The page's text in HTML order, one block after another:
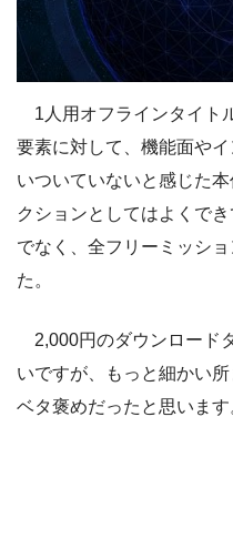
1人用オフラインタイト
要素に対して、機能面や
いついていないと感じた
クションとしてはよくで
でなく、全フリーミッシ
た。
2,000円のダウンロード
いですが、もっと細かい
ベタ褒めだったと思います